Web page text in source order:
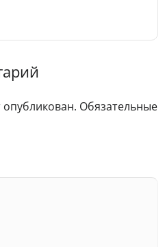
Обязательные